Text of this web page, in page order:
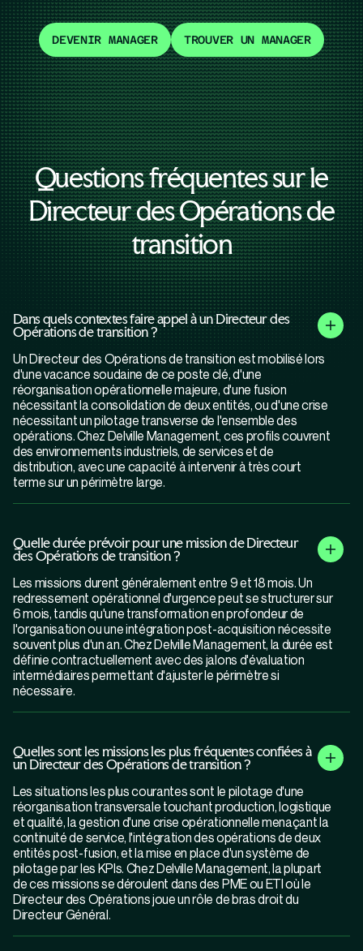
DEVENIR MANAGER TROUVER UN MANAGER
Questions fréquentes sur le
Directeur des Opérations de
transition
Dans quels contextes faire appel à un Directeur des
Opérations de transition ?
Un Directeur des Opérations de transition est mobilisé lors
d'une vacance soudaine de ce poste clé, d'une
réorganisation opérationnelle majeure, d'une fusion
nécessitant la consolidation de deux entités, ou d'une crise
nécessitant un pilotage transverse de l'ensemble des
opérations. Chez Delville Management, ces profils couvrent
des environnements industriels, de services et de
distribution, avec une capacité à intervenir à très court
terme sur un périmètre large.
Quelle durée prévoir pour une mission de Directeur
des Opérations de transition ?
Les missions durent généralement entre 9 et 18 mois. Un
redressement opérationnel d'urgence peut se structurer sur
6 mois, tandis qu'une transformation en profondeur de
l'organisation ou une intégration post-acquisition nécessite
souvent plus d'un an. Chez Delville Management, la durée est
définie contractuellement avec des jalons d'évaluation
intermédiaires permettant d'ajuster le périmètre si
nécessaire.
Quelles sont les missions les plus fréquentes confiées à
un Directeur des Opérations de transition ?
Les situations les plus courantes sont le pilotage d'une
réorganisation transversale touchant production, logistique
et qualité, la gestion d'une crise opérationnelle menaçant la
continuité de service, l'intégration des opérations de deux
entités post-fusion, et la mise en place d'un système de
pilotage par les KPIs. Chez Delville Management, la plupart
de ces missions se déroulent dans des PME ou ETI où le
Directeur des Opérations joue un rôle de bras droit du
Directeur Général.